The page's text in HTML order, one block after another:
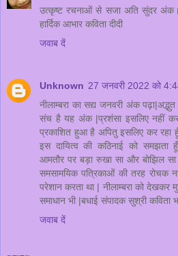
उत्कृष्ट रचनाओं से सजा अति सुंदर
हार्दिक आभार कविता दीदी
जवाब दें
Unknown 27 जनवरी 2022 को
नीलाम्बरा का सद्य जनवरी अंक
संच है यह अंक |प्रशंसा इसलिए नहीं कर
प्रकाशित हुआ है अपितु इसलिए कर
इस दायित्व की कठिनाई को समझता
आमतौर पर बड़ा रुखा सा और बोझिल
समसामयिक पत्रिकाओं की तरह रोचक
परेशान करता था | नीलाम्बरा को देखकर
समाधान भी |बधाई संपादक सुश्री कविता
जवाब दें